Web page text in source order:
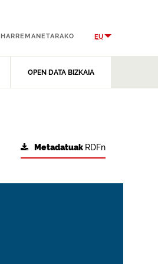
OPEN DATA BIZKAIA
HARREMANETARAKO EU
Metadatuak RDFn